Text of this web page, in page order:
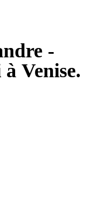
-
Venise.